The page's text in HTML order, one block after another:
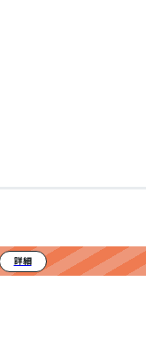
詳細